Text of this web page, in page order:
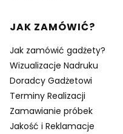
Linki w stopce
JAK ZAMÓWIĆ?
Jak zamówić gadżety?
Wizualizacje Nadruku
Doradcy Gadżetowi
Terminy Realizacji
Zamawianie próbek
Jakość i Reklamacje